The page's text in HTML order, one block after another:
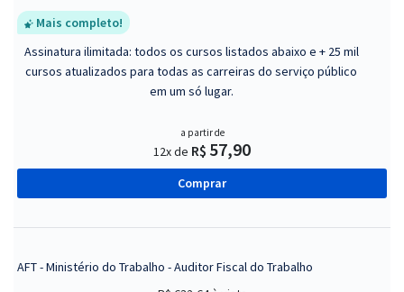
Mais completo!
Assinatura ilimitada: todos os cursos listados abaixo e + 25 mil
cursos atualizados para todas as carreiras do serviço público
em um só lugar.
a partir de
12x de R$ 57,90
Comprar
AFT - Ministério do Trabalho - Auditor Fiscal do Trabalho